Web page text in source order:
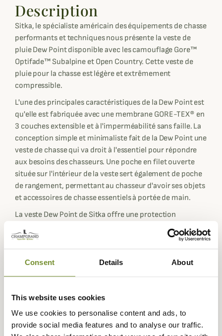
Consent Details About
This website uses cookies
We use cookies to personalise content and ads, to
provide social media features and to analyse our traffic.
Description
Sitka, le spécialiste américain des équipements de chasse
performants et techniques nous présente la veste de
pluie Dew Point disponible avec les camouflage Gore™
Optifade™ Subalpine et Open Country. Cette veste de
pluie pour la chasse est légère et extrêmement
compressible.
L'une des principales caractéristiques de la Dew Point est
qu'elle est fabriquée avec une membrane GORE-TEX® en
3 couches extensible et à l'imperméabilité sans faille. La
conception simple et minimaliste fait de la Dew Point une
veste de chasse qui va droit à l'essentiel pour répondre
aux besoins des chasseurs. Une poche en filet ouverte
située sur l'intérieur de la veste sert également de poche
de rangement, permettant au chasseur d'avoir ses objets
et accessoires de chasse essentiels à portée de main.
La veste Dew Point de Sitka offre une protection
maximale contre les intempéries et une grande
respirabilité, ce qui permet de rester concentré sur votre
chasse au gros gibier et de ne pas se soucier du reste.
Cette veste de Sitka est fabriquée à partir d'un tissu
ripstop en nylon 20 deniers pour la durabilité ne pas
pas besoin. De plus, le confort est incroyable grâce à
l'ajout de la technologie de renfort Gore-Tex C-Knit. La
coupe de la veste est conçue pour accueillir des couches